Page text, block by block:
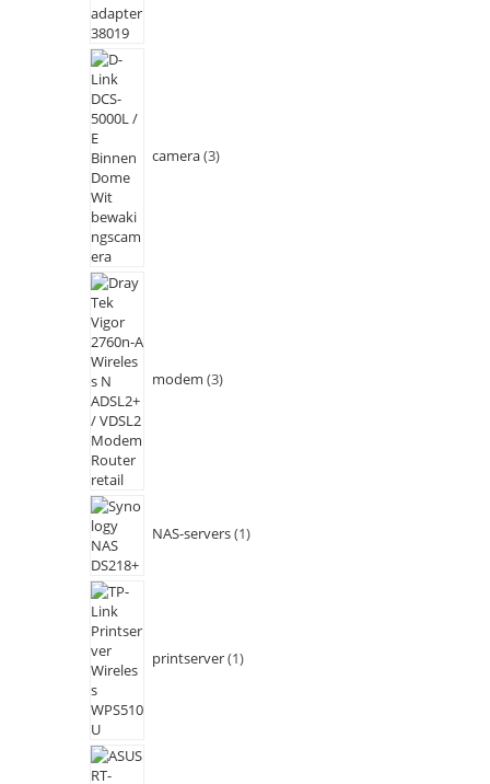
camera 3
modem 3
NAS-servers 1
printserver 1